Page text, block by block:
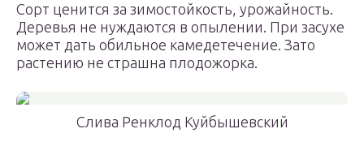
Сорт ценится за зимостойкость, урожайность.
Деревья не нуждаются в опылении. При засухе
может дать обильное камедетечение. Зато
растению не страшна плодожорка.
Слива Ренклод Куйбышевский